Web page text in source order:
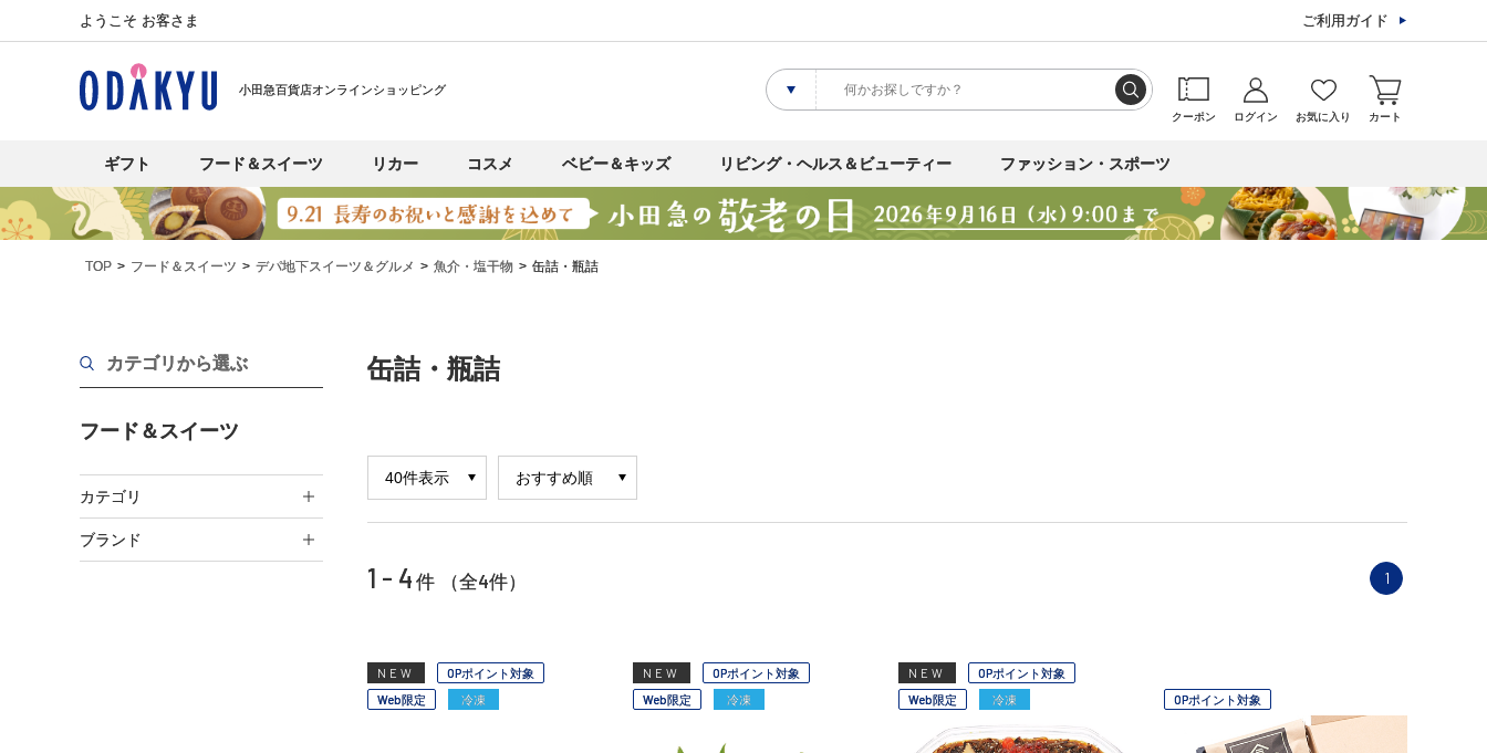
ようこそ お客さま ご利用ガイド
小田急百貨店オンラインショッピング
クーポン ログイン お気に入り カート
ギフト フード＆スイーツ リカー コスメ ベビー＆キッズ リビング・ヘルス＆ビューティー ファッション・スポーツ
TOP フード＆スイーツ デパ地下スイーツ＆グルメ 魚介・塩干物 缶詰・瓶詰
カテゴリから選ぶ
フード＆スイーツ
カテゴリ
ブランド
缶詰・瓶詰
1 - 4 件 （全4件） 1
NEW
OPポイント対象
Web限定
冷凍
NEW
OPポイント対象
Web限定
冷凍
NEW
OPポイント対象
Web限定
冷凍 OPポイント対象